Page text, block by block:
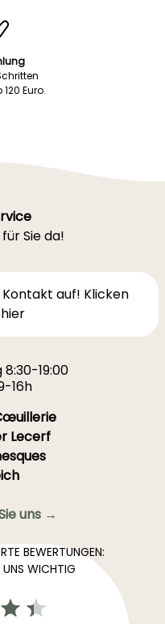
Euro.
Sie da!
auf! Klicken
19:00
16h
Lecerf
uns →
BEWERTUNGEN:
UNS WICHTIG